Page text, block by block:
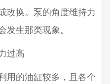
改换。泵的角度维持力
发生那类现象。
过高
的油缸较多，且各个